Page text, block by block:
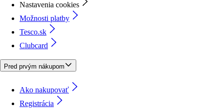
Nastavenia cookies
Možnosti platby
Tesco.sk
Clubcard
Pred prvým nákupom
Ako nakupovať
Registrácia